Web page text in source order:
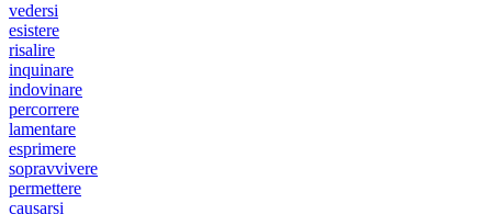
vedersi
esistere
risalire
inquinare
indovinare
percorrere
lamentare
esprimere
sopravvivere
permettere
causarsi